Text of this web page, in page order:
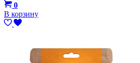
0
В корзину